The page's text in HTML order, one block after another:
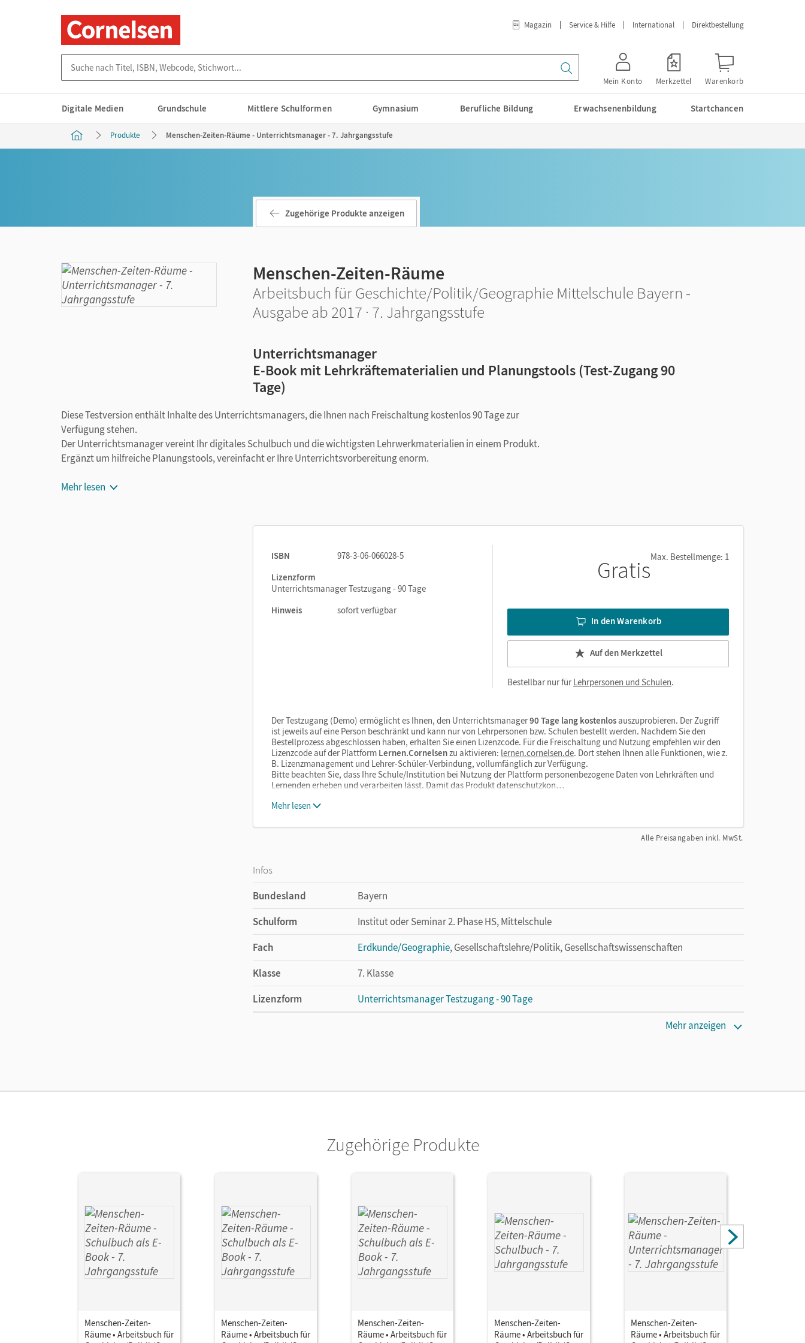
Magazin Service & Hilfe International Direktbestellung
Mein Konto Merkzettel Warenkorb
Digitale Medien Grundschule Mittlere Schulformen Gymnasium Berufliche Bildung Erwachsenenbildung Startchancen
Produkte Menschen-Zeiten-Räume - Unterrichtsmanager - 7. Jahrgangsstufe
Zugehörige Produkte anzeigen
Menschen-Zeiten-Räume
Arbeitsbuch für Geschichte/Politik/Geographie Mittelschule Bayern -
Ausgabe ab 2017 · 7. Jahrgangsstufe
Unterrichtsmanager
E-Book mit Lehrkräftematerialien und Planungstools (Test-Zugang 90
Tage)
Diese Testversion enthält Inhalte des Unterrichtsmanagers, die Ihnen nach Freischaltung kostenlos 90 Tage zur
Verfügung stehen.
Der Unterrichtsmanager vereint Ihr digitales Schulbuch und die wichtigsten Lehrwerkmaterialien in einem Produkt.
Ergänzt um hilfreiche Planungstools, vereinfacht er Ihre Unterrichtsvorbereitung enorm.
Mehr lesen
ISBN
978-3-06-066028-5
Lizenzform
Unterrichtsmanager Testzugang - 90 Tage
Hinweis
sofort verfügbar
GratisMax. Bestellmenge: 1
In den Warenkorb
Auf den Merkzettel
Bestellbar nur fürLehrpersonen und Schulen.
Der Testzugang (Demo) ermöglicht es Ihnen, den Unterrichtsmanager90 Tage lang kostenlosauszuprobieren. Der Zugriff
ist jeweils auf eine Person beschränkt und kann nur von Lehrpersonen bzw. Schulen bestellt werden. Nachdem Sie den
Bestellprozess abgeschlossen haben, erhalten Sie einen Lizenzcode. Für die Freischaltung und Nutzung empfehlen wir den
Lizenzcode auf der Plattform Lernen.Cornelsenzu aktivieren: lernen.cornelsen.de. Dort stehen Ihnen alle Funktionen, wie z.
B. Lizenzmanagement und Lehrer-Schüler-Verbindung, vollumfänglich zur Verfügung.
Bitte beachten Sie, dass Ihre Schule/Institution bei Nutzung der Plattform personenbezogene Daten von Lehrkräften und
Lernenden erheben und verarbeiten lässt. Damit das Produkt datenschutzkon…
Mehr lesen
Alle Preisangaben inkl. MwSt.
Infos
Bundesland
Bayern
Schulform
Institut oder Seminar 2. Phase HS, Mittelschule
Fach
Erdkunde/Geographie, Gesellschaftslehre/Politik, Gesellschaftswissenschaften
Klasse
7. Klasse
Lizenzform
Unterrichtsmanager Testzugang - 90 Tage
Mehr anzeigen
Zugehörige Produkte
Menschen-Zeiten-
Räume • Arbeitsbuch für
Menschen-Zeiten-
Räume • Arbeitsbuch für
Menschen-Zeiten-
Räume • Arbeitsbuch für
Menschen-Zeiten-
Räume • Arbeitsbuch für
Menschen-Zeiten-
Räume • Arbeitsbuch für